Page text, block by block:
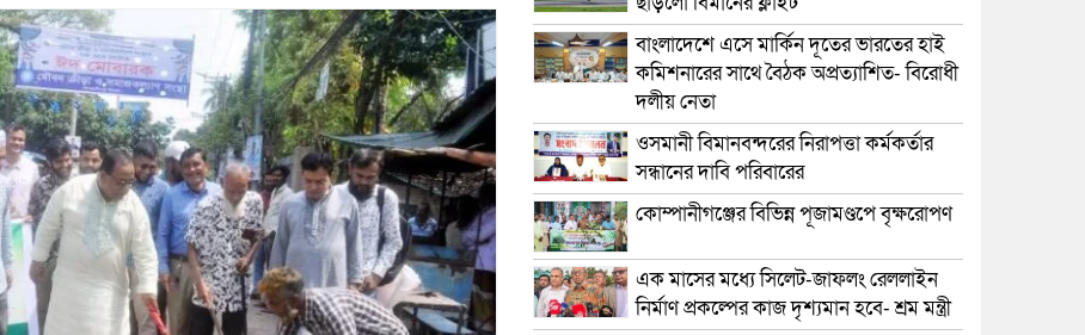
বাংলাদেশে এসে মার্কিন দূতের ভারতের হাই
কমিশনারের সাথে বৈঠক অপ্রত্যাশিত- বিরোধী
দলীয় নেতা
ওসমানী বিমানবন্দরের নিরাপত্তা কর্মকর্তার
সন্ধানের দাবি পরিবারের
কোম্পানীগঞ্জের বিভিন্ন পূজামণ্ডপে বৃক্ষরোপণ
এক মাসের মধ্যে সিলেট-জাফলং রেললাইন
নির্মাণ প্রকল্পের কাজ দৃশ্যমান হবে- শ্রম মন্ত্রী